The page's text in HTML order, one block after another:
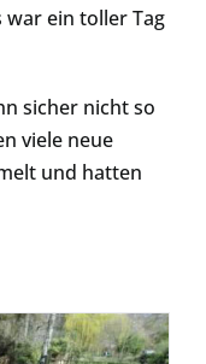
war ein toller Tag
sicher nicht so
viele neue
und hatten